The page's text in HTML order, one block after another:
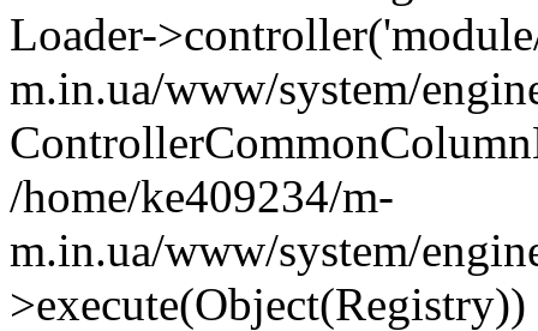
Loader-
m.in.ua/www/system/
/home/ke409234/m-
m.in.ua/www/system/